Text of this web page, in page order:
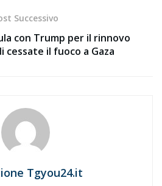
Successivo
con Trump per il rinnovo
cessate il fuoco a Gaza
Tgyou24.it